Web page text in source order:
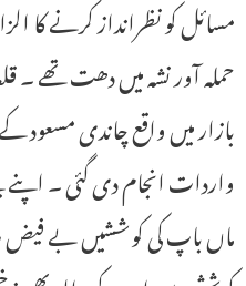
مسائل کو نظرانداز کرنے کا
حملہ آور نشہ میں دھت تھے ۔
بازار میں واقع چاندی مسعود
واردات انجام دی گئی ۔
ماں باپ کی کوششیں بے فیض